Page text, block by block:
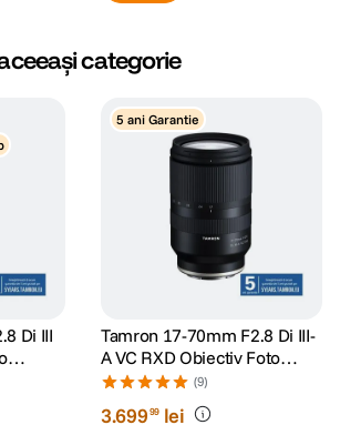
categorie
Di III
5 ani Garantie
Tamron 17-70mm F2.8 Di III-
A VC RXD Obiectiv Foto
Mirrorless Montura Sony E
(9)
3.69999 lei